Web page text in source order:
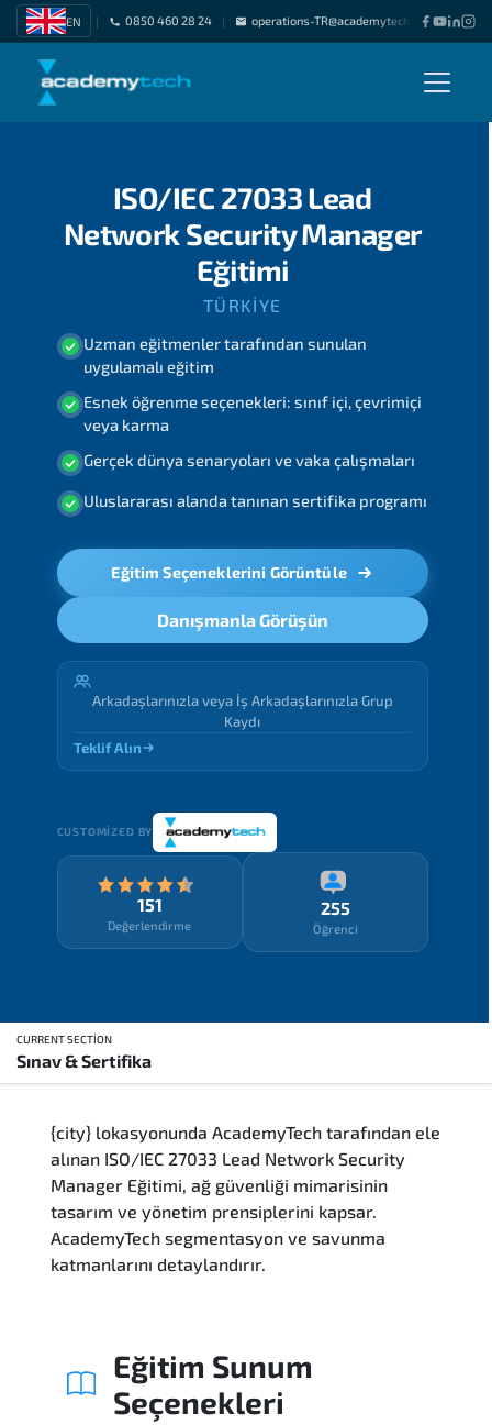
EN | 0850 460 28 24 | operations-TR@academytech.com |
ISO/IEC 27033 Lead
Network Security Manager
Eğitimi
TÜRKIYE
Uzman eğitmenler tarafından sunulan
uygulamalı eğitim
Esnek öğrenme seçenekleri: sınıf içi, çevrimiçi
veya karma
Gerçek dünya senaryoları ve vaka çalışmaları
Uluslararası alanda tanınan sertifika programı
Eğitim Seçeneklerini Görüntüle
Danışmanla Görüşün
Arkadaşlarınızla veya İş Arkadaşlarınızla Grup
Kaydı
Teklif Alın
CUSTOMIZED BY
151
Değerlendirme
255
Öğrenci
CURRENT SECTION
Sınav & Sertifika
Eğitim Sunum Yöntemleri
Kimler Katılmalı
Kariyer Fırsatları
Soru ve Cevaplar
{city} lokasyonunda AcademyTech tarafından ele
alınan ISO/IEC 27033 Lead Network Security
Manager Eğitimi, ağ güvenliği mimarisinin
tasarım ve yönetim prensiplerini kapsar.
AcademyTech segmentasyon ve savunma
katmanlarını detaylandırır.
Eğitim Sunum
Seçenekleri